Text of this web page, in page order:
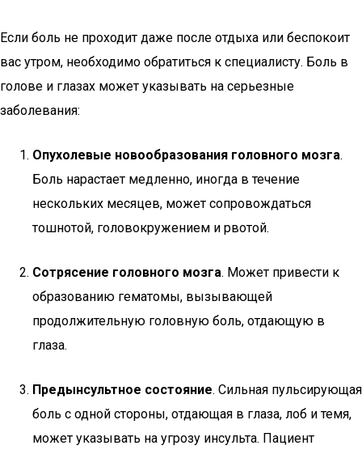
Если боль не проходит даже после отдыха или беспокоит
вас утром, необходимо обратиться к специалисту. Боль в
голове и глазах может указывать на серьезные
заболевания:
Опухолевые новообразования головного мозга.
Боль нарастает медленно, иногда в течение
нескольких месяцев, может сопровождаться
тошнотой, головокружением и рвотой.
Сотрясение головного мозга. Может привести к
образованию гематомы, вызывающей
продолжительную головную боль, отдающую в
глаза.
Предынсультное состояние. Сильная пульсирующая
боль с одной стороны, отдающая в глаза, лоб и темя,
может указывать на угрозу инсульта. Пациент